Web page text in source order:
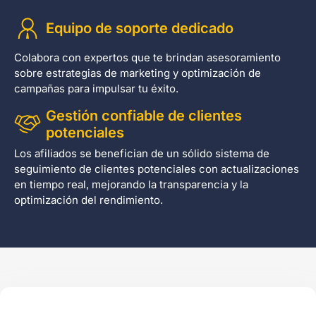
Equipo de soporte dedicado
Colabora con expertos que te brindan asesoramiento
sobre estrategias de marketing y optimización de
campañas para impulsar tu éxito.
Gestión confiable de clientes
potenciales
Los afiliados se benefician de un sólido sistema de
seguimiento de clientes potenciales con actualizaciones
en tiempo real, mejorando la transparencia y la
optimización del rendimiento.